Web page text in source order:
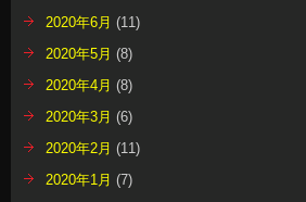
2020年6月 (11)
2020年5月 (8)
2020年4月 (8)
2020年3月 (6)
2020年2月 (11)
2020年1月 (7)